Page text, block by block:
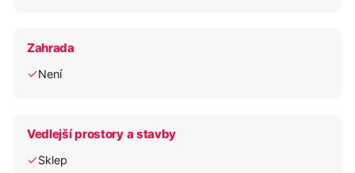
Zahrada
Není
Vedlejší prostory a stavby
Sklep